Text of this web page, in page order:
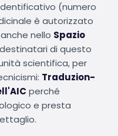
(numero
è autorizzato
nello Spazio
destinatari di questo
scientifica, per
Traduzion-
perché
e presta